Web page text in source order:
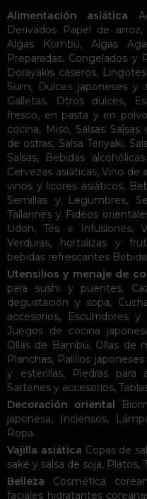
Alimentación asiática
Derivados
Papel de arroz,
Algas Kombu, Algas
Preparadas, Congelados y
Dorayakis caseros, Lingotes
Sum, Dulces japoneses y
Galletas, Otros dulces,
fresco, en pasta y en polvo
cocina, Miso, Salsas Salsas
de ostras, Salsa Teriyaki,
Salsas, Bebidas alcohólicas
Cervezas asiáticas, Vino de
vinos y licores asiáticos,
Semillas y Legumbres,
Tallarines y Fideos
Udon,Tés e Infusiones,
Verduras, hortalizas y
bebidas refrescantes
Utensilios y menaje de
para sushi y puentes,
degustación y sopa,
accesorios, Escurridores y
Juegos de cocina
Ollas de Bambú, Ollas de
Planchas, Palillos
y esterillas, Piedras para
Sartenes y accesorios,
Decoración oriental
japonesa, Inciensos,
Ropa.
Vajilla asiática Copas de
sake y salsa de soja, Platos,
Belleza
Cosmética
faciales hidratantes